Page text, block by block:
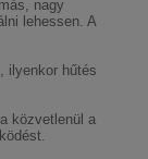
nagy
lehessen. A
ilyenkor hűtés
közvetlenül a